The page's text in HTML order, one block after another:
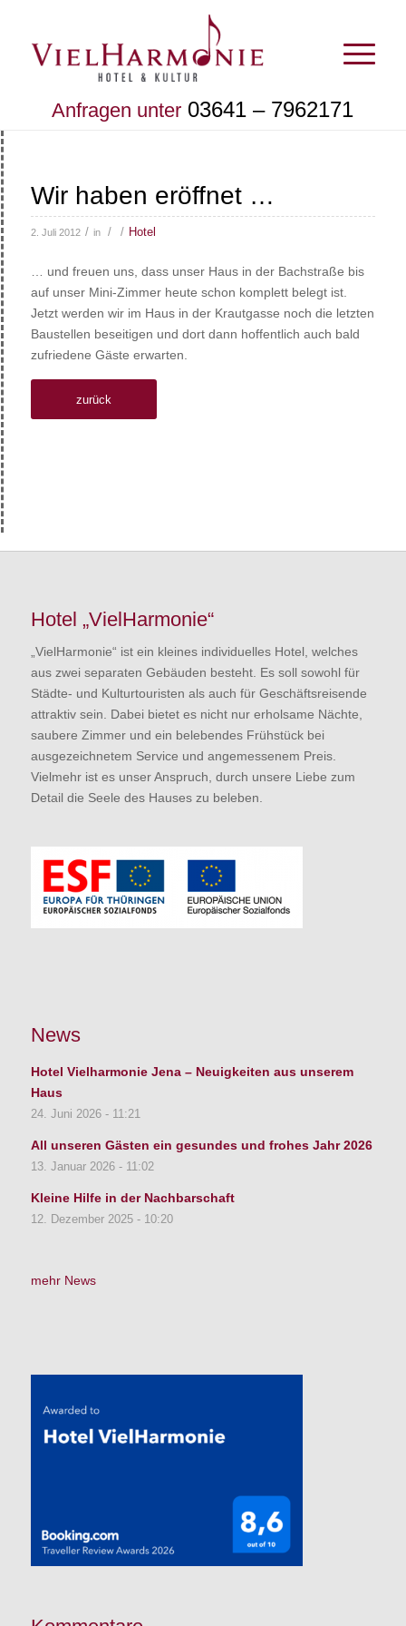
Anfragen unter 03641 – 7962171
Wir haben eröffnet …
2. Juli 2012 / in / / Hotel
… und freuen uns, dass unser Haus in der Bachstraße bis
auf unser Mini-Zimmer heute schon komplett belegt ist.
Jetzt werden wir im Haus in der Krautgasse noch die letzten
Baustellen beseitigen und dort dann hoffentlich auch bald
zufriedene Gäste erwarten.
zurück
Hotel „VielHarmonie“
„VielHarmonie“ ist ein kleines individuelles Hotel, welches
aus zwei separaten Gebäuden besteht. Es soll sowohl für
Städte- und Kulturtouristen als auch für Geschäftsreisende
attraktiv sein. Dabei bietet es nicht nur erholsame Nächte,
saubere Zimmer und ein belebendes Frühstück bei
ausgezeichnetem Service und angemessenem Preis.
Vielmehr ist es unser Anspruch, durch unsere Liebe zum
Detail die Seele des Hauses zu beleben.
News
Hotel Vielharmonie Jena – Neuigkeiten aus unserem
Haus
24. Juni 2026 - 11:21
All unseren Gästen ein gesundes und frohes Jahr 2026
13. Januar 2026 - 11:02
Kleine Hilfe in der Nachbarschaft
12. Dezember 2025 - 10:20
mehr News